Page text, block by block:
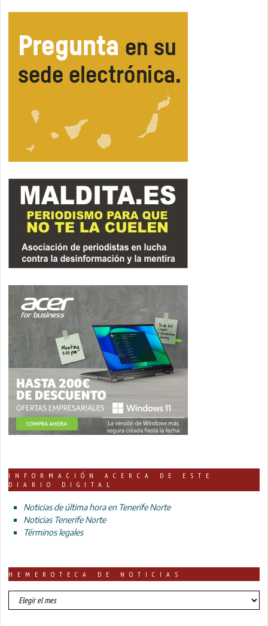
INFORMACIÓN ACERCA DE ESTE
DIARIO DIGITAL
Noticias de última hora en Tenerife Norte
Noticias Tenerife Norte
Términos legales
HEMEROTECA DE NOTICIAS
HEMEROTECA
DE